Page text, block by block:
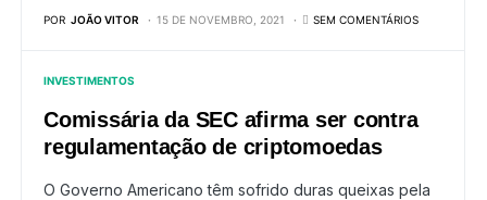
POR JOÃO VITOR 15 DE NOVEMBRO, 2021 SEM COMENTÁRIOS
INVESTIMENTOS
Comissária da SEC afirma ser contra
regulamentação de criptomoedas
O Governo Americano têm sofrido duras queixas pela